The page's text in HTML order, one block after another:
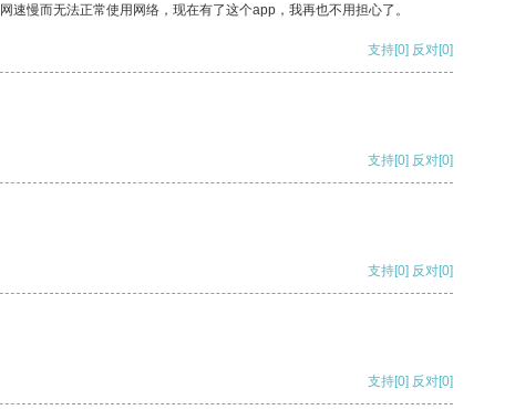
慢而无法正常使用网络，现在有了这个app，我再也不用担心了。
支持[0] 反对[0]
支持[0] 反对[0]
支持[0] 反对[0]
支持[0] 反对[0]